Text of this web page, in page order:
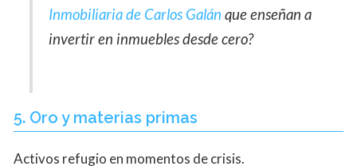
Inmobiliaria de Carlos Galán que enseñan a
invertir en inmuebles desde cero?
5. Oro y materias primas
Activos refugio en momentos de crisis.